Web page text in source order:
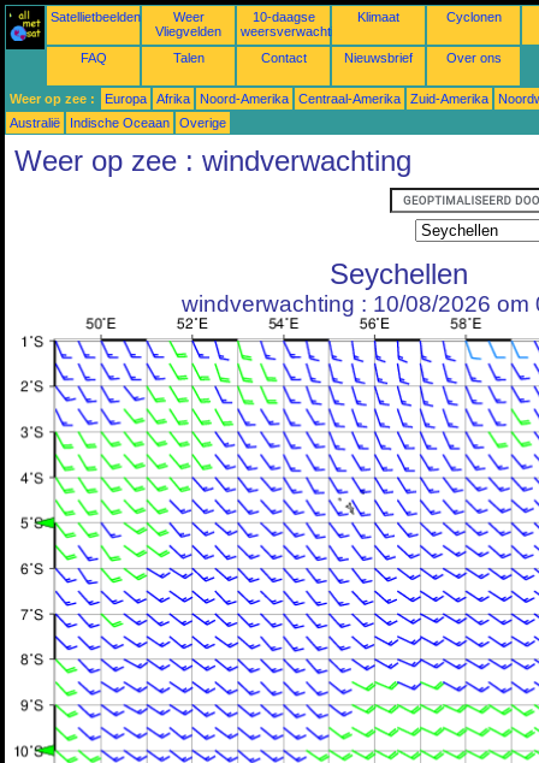
Satellietbeelden
Weer
Vliegvelden
10-daagse
weersverwachtingen
Klimaat Cyclonen
FAQ Talen Contact Nieuwsbrief Over ons
Weer op zee : Europa Afrika Noord-Amerika Centraal-Amerika Zuid-Amerika
Australië
Indische Oceaan Overige
Weer op zee : windverwachting
Seychellen
windverwachting : 10/08/2026 om